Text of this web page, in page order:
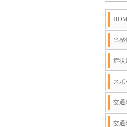
当整
症状
スポ
交通
交通